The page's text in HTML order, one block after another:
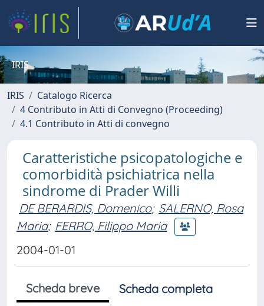
IRIS
IRIS
Catalogo Ricerca
4 Contributo in Atti di Convegno (Proceeding)
4.1 Contributo in Atti di convegno
Caratteristiche psicopatologiche e
comorbidità psichiatrica nella
sindrome di Prader Willi
DE BERARDIS, Domenico; SALERNO, Rosa
Maria; FERRO, Filippo Maria
2004-01-01
Scheda breve
Scheda completa